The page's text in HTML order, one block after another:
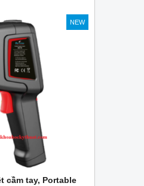
NEW
cầm tay, Portable